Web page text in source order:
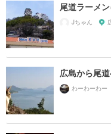
尾道ラーメン
Jちゃん
広島から尾
わーわーわー